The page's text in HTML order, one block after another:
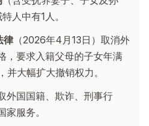
人中有1人。
律（2026年4月13日）取消外
，要求入籍父母的子女年满
并大幅扩大撤销权力。
外国国籍、欺诈、刑事行
服务。